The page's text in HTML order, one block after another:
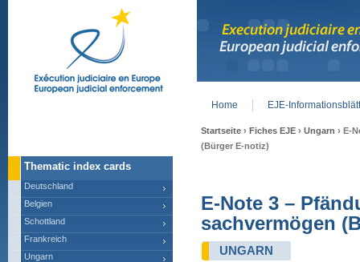
Startseite › Fiches EJE › Ungarn › E-
(Bürger E-notiz)
E-Note 3 –
sachvermögen
UNGARN
Home EJE-
Thematic index cards
Deutschland
Belgien
Schottland
Frankreich
Ungarn